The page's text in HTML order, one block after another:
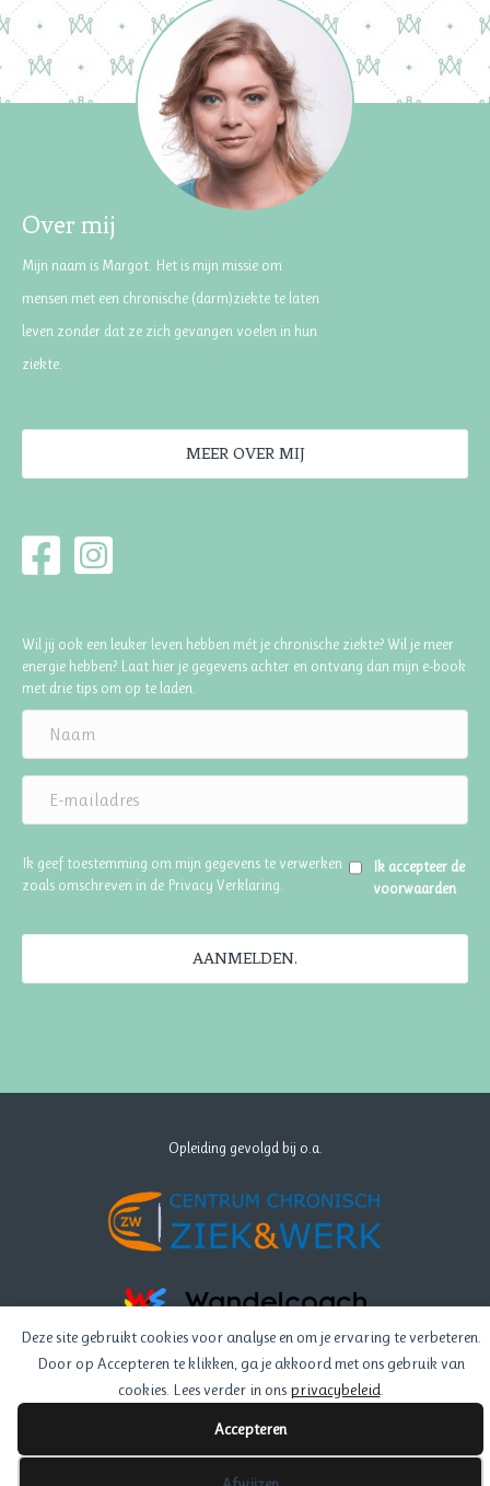
Deze site gebruikt cookies voor analyse en om je ervaring te verbeteren.
Door op Accepteren te klikken, ga je akkoord met ons gebruik van
cookies. Lees verder in ons privacybeleid.
Accepteren
Over mij
Mijn naam is Margot. Het is mijn missie om
mensen met een chronische (darm)ziekte te laten
leven zonder dat ze zich gevangen voelen in hun
ziekte.
MEER OVER MIJ
Wil jij ook een leuker leven hebben mét je chronische ziekte? Wil je meer
energie hebben? Laat hier je gegevens achter en ontvang dan mijn e-book
met drie tips om op te laden.
Ik geef toestemming om mijn gegevens te verwerken
zoals omschreven in de Privacy Verklaring.
Ik accepteer de
voorwaarden
AANMELDEN.
Opleiding gevolgd bij o.a.
Privacy Verklaring- Created by